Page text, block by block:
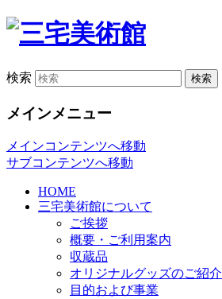
検索
メインメニュー
メインコンテンツへ移動
サブコンテンツへ移動
HOME
三宅美術館について
ご挨拶
概要・ご利用案内
収蔵品
オリジナルグッズのご紹介
目的および事業